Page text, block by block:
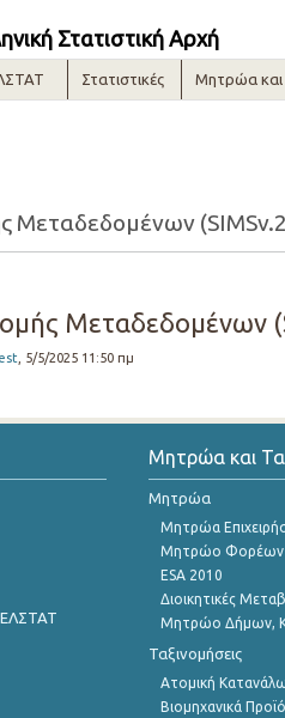
Στατιστική Αρχή
Στατιστικές Μητρώα και
Μεταδεδομένων
Μεταδεδομένων
, 5/5/2025 11:50 πμ
ΕΛΣΤΑΤ
Μητρώα και
Μητρώα
Μητρώα
Μητρώο Φορέων
ESA 2010
Διοικητικές
Μητρώο Δήμων,
Ταξινομήσεις
Ατομική
Βιομηχανικά